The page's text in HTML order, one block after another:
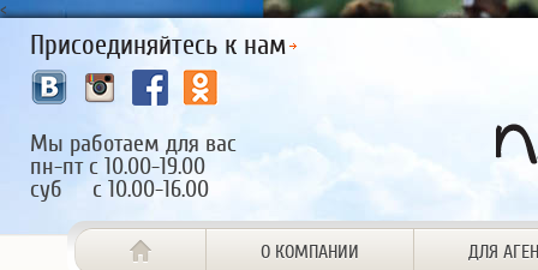
<
Присоединяйтесь к нам
Мы работаем для вас
пн-пт с 10.00-19.00
суб с 10.00-16.00
О КОМПАНИИ ДЛЯ